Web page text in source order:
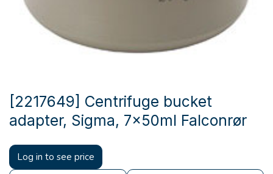
[2217649] Centrifuge bucket
adapter, Sigma, 7x50ml Falconrør
Log in to see price